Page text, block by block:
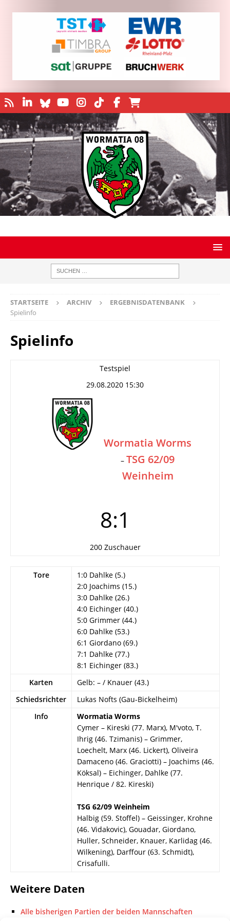
STARTSEITE ARCHIV
ERGEBNISDATENBANK
Spielinfo
Spielinfo
Testspiel
29.08.2020 15:30
Wormatia Worms
– TSG 62/09
Weinheim
8:1
200 Zuschauer
Tore
1:0 Dahlke (5.)
2:0 Joachims (15.)
3:0 Dahlke (26.)
4:0 Eichinger (40.)
5:0 Grimmer (44.)
6:0 Dahlke (53.)
6:1 Giordano (69.)
7:1 Dahlke (77.)
8:1 Eichinger (83.)
Karten
Gelb: – / Knauer (43.)
Schiedsrichter
Lukas Nofts (Gau-Bickelheim)
Info
Wormatia Worms
Cymer – Kireski (77. Marx), M'voto, T.
Ihrig (46. Tzimanis) – Grimmer,
Loechelt, Marx (46. Lickert), Oliveira
Damaceno (46. Graciotti) – Joachims (46.
Köksal) – Eichinger, Dahlke (77.
Henrique / 82. Kireski)
TSG 62/09 Weinheim
Halbig (59. Stoffel) – Geissinger, Krohne
(46. Vidakovic), Gouadar, Giordano,
Huller, Schneider, Knauer, Karlidag (46.
Wilkening), Darffour (63. Schmidt),
Crisafulli.
Weitere Daten
Alle bisherigen Partien der beiden Mannschaften